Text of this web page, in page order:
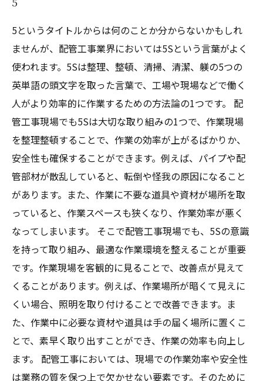
5というタイトルからは何のことか分からないかもしれ
ませんが、配管工事業界においては5Sという言葉がよく
使われます。5Sは整理、整頓、清掃、清潔、躾の5つの
英単語の頭文字を取った言葉で、工場や現場などで働く
人がより効率的に作業するための方法論の1つです。 配
管工事現場でも5Sは大切な取り組みの1つで、作業現場
を整理整頓することで、作業の効率が上がるばかりか、
安全性も確保することができます。例えば、パイプや配
管部材が散乱していると、転倒や怪我の原因になること
があります。また、作業に不要な道具や資材が場所を取
っていると、作業スペースも狭くなり、作業効率が悪く
なってしまいます。 そこで配管工事現場でも、5Sの意識
を持って取り組み、最適な作業環境を整えることが重要
です。作業現場を客観的に見ることで、改善点が見えて
くることがあります。例えば、作業場所が暗くて見えに
くい場合、照明を取り付けることで改善できます。ま
た、作業中に必要な資材や道具は手の届く場所に置くこ
とで、素早く取り出すことができ、作業の効率も向上し
ます。 配管工事においては、現場での作業効率や安全性
は業務の質を保つ上で欠かせない要素です。そのために